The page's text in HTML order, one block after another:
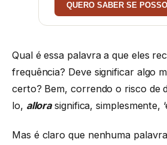
QUERO SABER SE
Qual é essa palavra a que eles
frequência? Deve significar algo
certo? Bem, correndo o risco de
lo, allorasignifica, simplesmente,
Mas é claro que nenhuma